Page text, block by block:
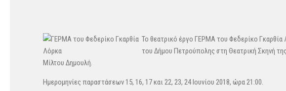
Το θεατρικό έργο ΓΕΡΜΑ του Φεδερίκο Γκαρθία
του Δήμου Πετρούπολης στη Θεατρική Σκηνή
Μίλτου Δημουλή.
Ημερομηνίες παραστάσεων 15, 16, 17 και 22, 23, 24 Ιουνίου 2018, ώρα 21:00.